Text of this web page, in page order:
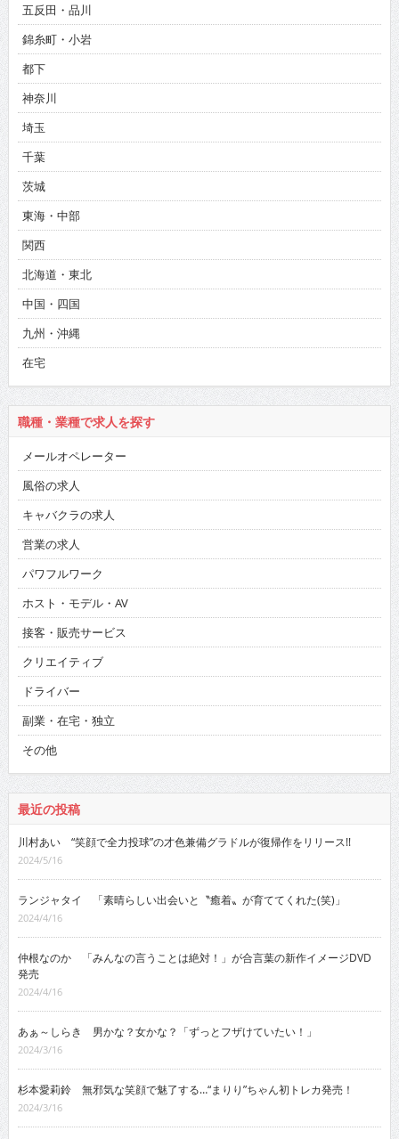
五反田・品川
錦糸町・小岩
都下
神奈川
埼玉
千葉
茨城
東海・中部
関西
北海道・東北
中国・四国
九州・沖縄
在宅
職種・業種で求人を探す
メールオペレーター
風俗の求人
キャバクラの求人
営業の求人
パワフルワーク
ホスト・モデル・AV
接客・販売サービス
クリエイティブ
ドライバー
副業・在宅・独立
その他
最近の投稿
川村あい “笑顔で全力投球”の才色兼備グラドルが復帰作をリリース!!
2024/5/16
ランジャタイ 「素晴らしい出会いと〝癒着〟が育ててくれた(笑)」
2024/4/16
仲根なのか 「みんなの言うことは絶対！」が合言葉の新作イメージDVD
発売
2024/4/16
あぁ～しらき 男かな？女かな？「ずっとフザけていたい！」
2024/3/16
杉本愛莉鈴 無邪気な笑顔で魅了する…“まりり”ちゃん初トレカ発売！
2024/3/16